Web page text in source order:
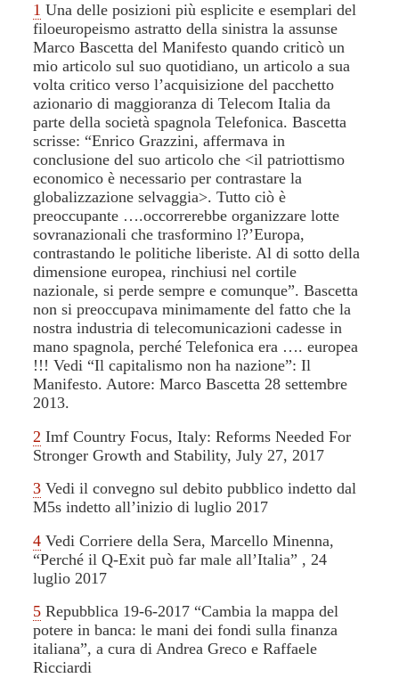
1 Una delle posizioni più esplicite e esemplari del
filoeuropeismo astratto della sinistra la assunse
Marco Bascetta del Manifesto quando criticò un
mio articolo sul suo quotidiano, un articolo a sua
volta critico verso l’acquisizione del pacchetto
azionario di maggioranza di Telecom Italia da
parte della società spagnola Telefonica. Bascetta
scrisse: “Enrico Grazzini, affermava in
conclusione del suo articolo che <il patriottismo
economico è necessario per contrastare la
globalizzazione selvaggia>. Tutto ciò è
preoccupante ….occorrerebbe organizzare lotte
sovranazionali che trasformino l?’Europa,
contrastando le politiche liberiste. Al di sotto della
dimensione europea, rinchiusi nel cortile
nazionale, si perde sempre e comunque”. Bascetta
non si preoccupava minimamente del fatto che la
nostra industria di telecomunicazioni cadesse in
mano spagnola, perché Telefonica era …. europea
!!! Vedi “Il capitalismo non ha nazione”: Il
Manifesto. Autore: Marco Bascetta 28 settembre
2013.
2 Imf Country Focus, Italy: Reforms Needed For
Stronger Growth and Stability, July 27, 2017
3 Vedi il convegno sul debito pubblico indetto dal
M5s indetto all’inizio di luglio 2017
4 Vedi Corriere della Sera, Marcello Minenna,
“Perché il Q-Exit può far male all’Italia” , 24
luglio 2017
5 Repubblica 19-6-2017 “Cambia la mappa del
potere in banca: le mani dei fondi sulla finanza
italiana”, a cura di Andrea Greco e Raffaele
Ricciardi